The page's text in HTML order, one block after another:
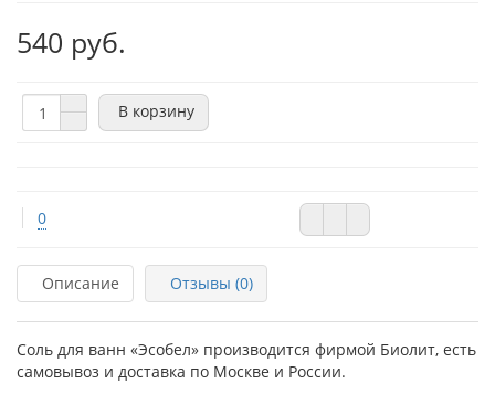
540 руб.
В корзину
0
Описание Отзывы (0)
Соль для ванн «Эсобел» производится фирмой Биолит, есть
самовывоз и доставка по Москве и России.